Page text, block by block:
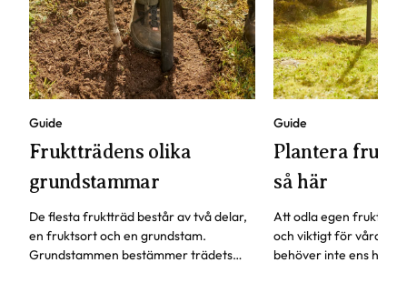
Guide
Fruktträdens olika
grundstammar
De flesta fruktträd består av två delar,
en fruktsort och en grundstam.
Grundstammen bestämmer trädets
Guide
Plantera
så här
Att odla egen frukt är
och viktigt för våra
behöver inte ens ha